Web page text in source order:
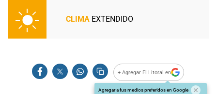
CLIMA EXTENDIDO
+ Agregar El Litoral en
Agregar a tus medios preferidos en Google